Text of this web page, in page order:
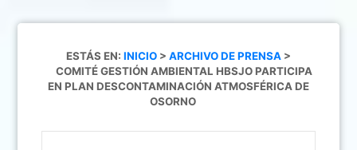
ESTÁS EN: INICIO > ARCHIVO DE PRENSA >
COMITÉ GESTIÓN AMBIENTAL HBSJO PARTICIPA
EN PLAN DESCONTAMINACIÓN ATMOSFÉRICA DE
OSORNO